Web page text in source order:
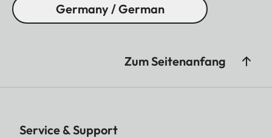
Germany / German
Zum Seitenanfang
Service & Support